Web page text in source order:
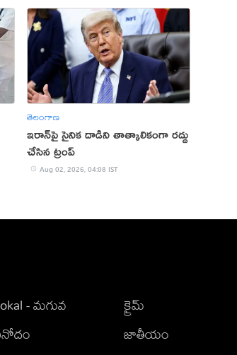
తెలంగాణ
ఇరాన్‌పై సైనిక దాడిని తాత్కాలికంగా రద్దు
చేసిన ట్రంప్
Aug 02, 2026, 04:08 IST
- మగువ
క్రైమ్
జాతీయం